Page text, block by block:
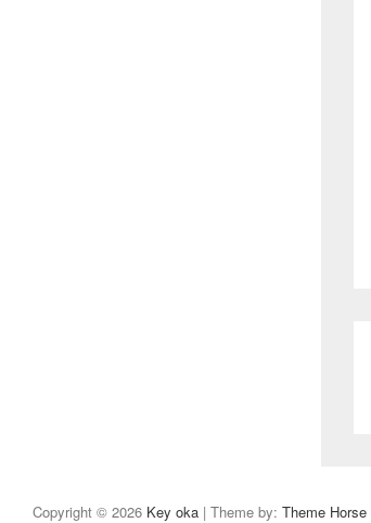
Copyright © 2026 Key oka | Theme by: Theme Horse